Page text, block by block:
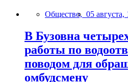
Общество, 05 августа,
В Бузовна
работы по
поводом для
омбудсмену